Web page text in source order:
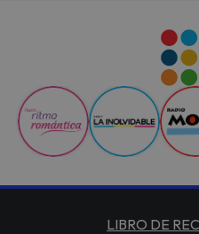
LIBRO DE